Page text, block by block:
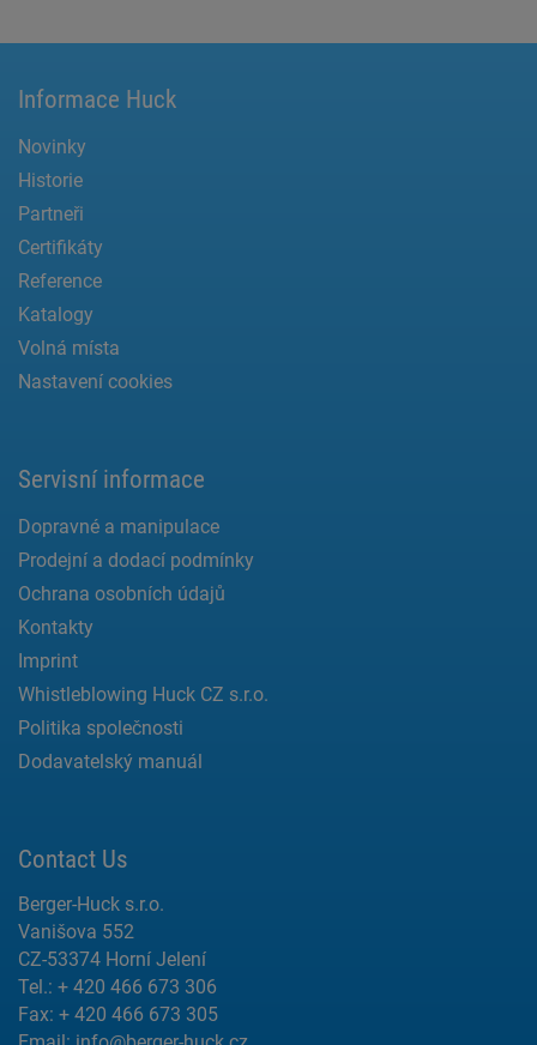
Informace Huck
Novinky
Historie
Partneři
Certifikáty
Reference
Katalogy
Volná místa
Nastavení cookies
Servisní informace
Dopravné a manipulace
Prodejní a dodací podmínky
Ochrana osobních údajů
Kontakty
Imprint
Whistleblowing Huck CZ s.r.o.
Politika společnosti
Dodavatelský manuál
Contact Us
Berger-Huck s.r.o.
Vanišova 552
CZ-53374 Horní Jelení
Tel.: + 420 466 673 306
Fax: + 420 466 673 305